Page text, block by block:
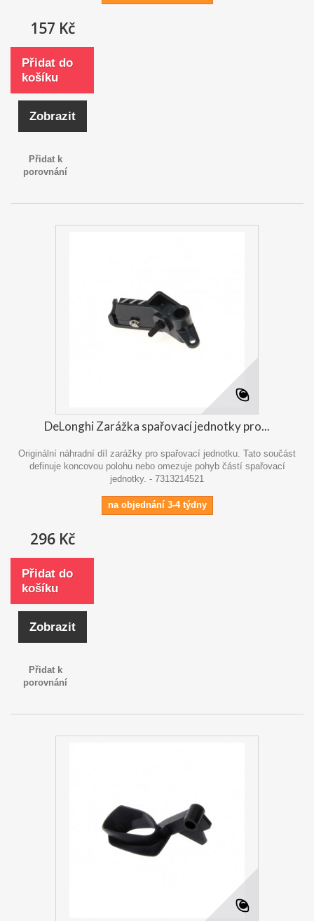
157 Kč
Přidat do
košíku
Zobrazit
Přidat k
porovnání
DeLonghi Zarážka spařovací jednotky pro...
Originální náhradní díl zarážky pro spařovací jednotku. Tato součást
definuje koncovou polohu nebo omezuje pohyb částí spařovací
jednotky. - 7313214521
na objednání 3-4 týdny
296 Kč
Přidat do
košíku
Zobrazit
Přidat k
porovnání